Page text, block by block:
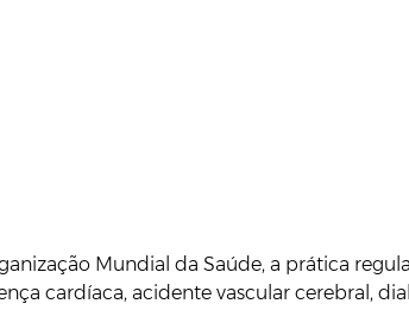
Mundial da Saúde, a prática
cardíaca, acidente vascular cerebral,